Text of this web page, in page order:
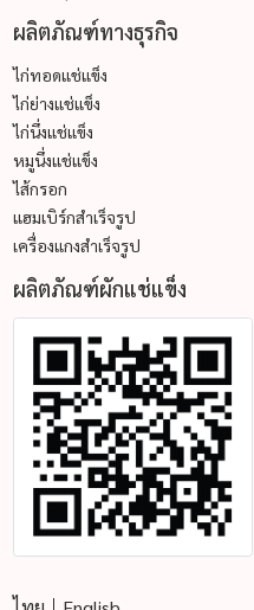
ผลิตภัณฑ์ทางธุรกิจ
ไก่ทอดแช่แข็ง
ไก่ย่างแช่แข็ง
ไก่นึ่งแช่แข็ง
หมูนึ่งแช่แข็ง
ไส้กรอก
แฮมเบิร์กสำเร็จรูป
เครื่องแกงสำเร็จรูป
ผลิตภัณฑ์ผักแช่แข็ง